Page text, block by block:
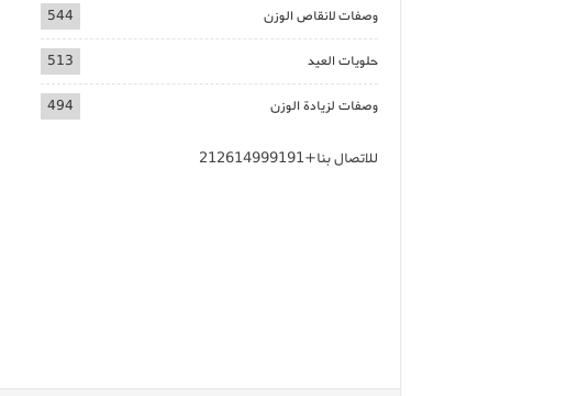
وصفات لانقاص الوزن 544
حلويات العيد 513
وصفات لزيادة الوزن 494
للاتصال بنا+212614999191